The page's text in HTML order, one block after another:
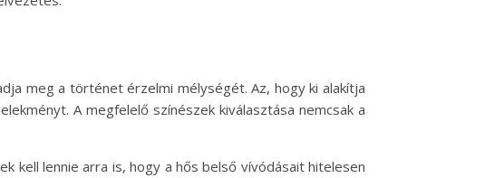
meg a történet érzelmi mélységét. Az, hogy ki alakítja
A megfelelő színészek kiválasztása nemcsak a
kell lennie arra is, hogy a hős belső vívódásait hitelesen